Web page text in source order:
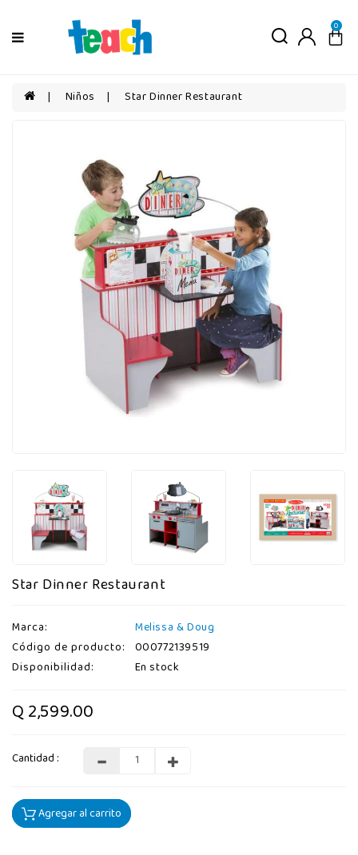
Niñas
0
Niños Star Dinner Restaurant
Star Dinner Restaurant
Marca:
Melissa & Doug
Código de producto:
000772139519
Disponibilidad:
En stock
Q 2,599.00
Cantidad :
Agregar al carrito